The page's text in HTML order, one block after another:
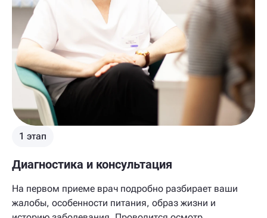
1 этап
Диагностика и консультация
На первом приеме врач подробно разбирает ваши
жалобы, особенности питания, образ жизни и